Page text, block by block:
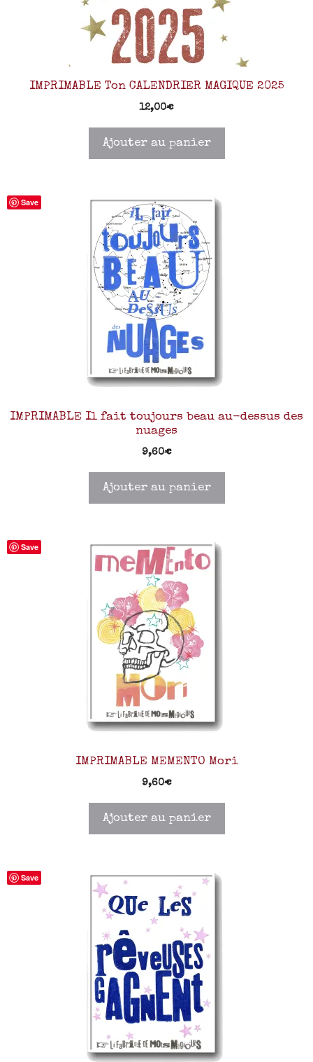
IMPRIMABLE Ton CALENDRIER MAGIQUE 2025
12,00€
Ajouter au panier
Save
IMPRIMABLE Il fait toujours beau au-dessus des
nuages
9,60€
Ajouter au panier
Save
IMPRIMABLE MEMENTO Mori
9,60€
Ajouter au panier
Save